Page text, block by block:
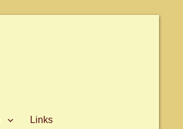
Links